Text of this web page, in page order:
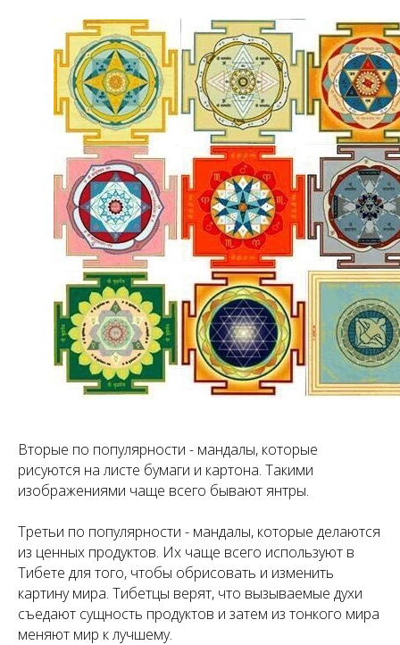
Вторые по популярности - мандалы, которые
рисуются на листе бумаги и картона. Такими
изображениями чаще всего бывают янтры.
Третьи по популярности - мандалы, которые делаются
из ценных продуктов. Их чаще всего используют в
Тибете для того, чтобы обрисовать и изменить
картину мира. Тибетцы верят, что вызываемые духи
съедают сущность продуктов и затем из тонкого мира
меняют мир к лучшему.